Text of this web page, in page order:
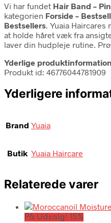
Vi har fundet Hair Band –
kategorien Forside –
Bestsellers. Yuaia
at holde håret væk fra
laver din hudpleje rutine.
Yderlige
Produkt id: 46776044781909
Yderligere
Brand Yuaia
Butik Yuaia Haircare
Relaterede varer
På Udsalg! 15%